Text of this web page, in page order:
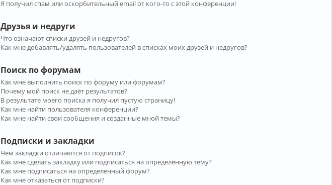
Я получил спам или оскорбительный email от кого-то с этой конференции!
Друзья и недруги
Что означают списки друзей и недругов?
Как мне добавлять/удалять пользователей в списках моих друзей и недругов?
Поиск по форумам
Как мне выполнить поиск по форуму или форумам?
Почему мой поиск не даёт результатов?
В результате моего поиска я получил пустую страницу!
Как мне найти пользователя конференции?
Как мне найти свои сообщения и созданные мной темы?
Подписки и закладки
Чем закладки отличаются от подписок?
Как мне сделать закладку или подписаться на определённую тему?
Как мне подписаться на определённый форум?
Как мне отказаться от подписки?